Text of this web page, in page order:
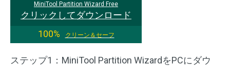
MiniTool Partition Wizard Free
クリックしてダウンロード
100%
クリーン＆セーフ
ステップ1：MiniTool Partition WizardをPCにダウ